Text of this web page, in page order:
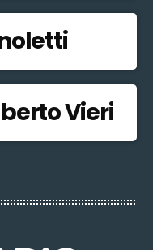
Vieri